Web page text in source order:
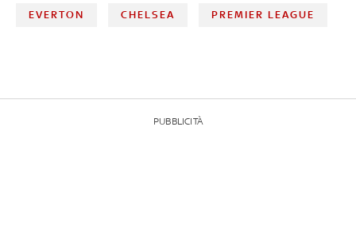
EVERTON CHELSEA PREMIER LEAGUE
PUBBLICITÀ